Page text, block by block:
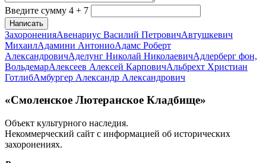
Введите сумму 4 + 7
Написать
ЗахороненияАвенариус Василий ПетровичАвтушкевич
МихаилАдамини АнтониоАдамс Роберт
АлександровичАделунг Николай НиколаевичАдлерберг фон,
ВольдемарАлексеев Алексей КарповичАльбрехт Христиан
ГотлибАмбургер Александр Александрович
«Смоленское Лютеранское Кладбище»
Объект культурного наследия.
Некоммерческий сайт с информацией об исторических
захоронениях.